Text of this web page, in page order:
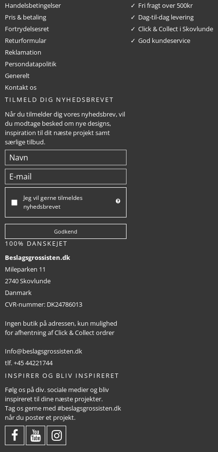
Handelsbetingelser
Pris & betaling
Fortrydelsesret
Returformular
Reklamation
Persondatapolitik
Generelt
Kontakt os
Fri fragt over 500kr
Dag-til-dag levering
Click & Collect i Skovlunde
God kundeservice
TILMELD DIG NYHEDSBREVET
Når du tilmelder dig vores nyhedsbrev, vil
du modtage besked om nye designs,
inspiration til dit næste projekt samt
særlige tilbud.
Jeg vil gerne tilmeldes
nyhedsbrevet
Godkend
100% DANSKEJET
Beslagsgrossisten.dk
Mileparken 11
2740 Skovlunde
Danmark
CVR-nummer: DK24786013
Ingen butik på adressen, kun mulighed
for afhentning af Click & Collect ordrer
Info@beslagsgrossisten.dk
tlf. +45 44221744
INSPIRER OG BLIV INSPIRERET
Følg os på div. sociale medier og bliv
inspireret til dine næste projekter.
Tag os gerne med #beslagsgrossisten.dk
når du poster et projekt.